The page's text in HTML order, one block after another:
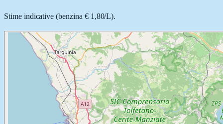
Stime indicative (benzina € 1,80/L).